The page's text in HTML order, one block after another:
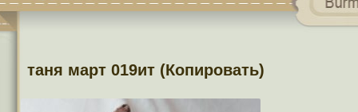
таня март 019ит (Копировать)